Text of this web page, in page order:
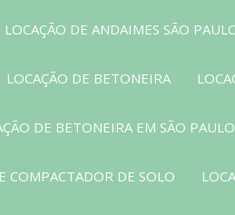
LOCAÇÃO DE ANDAIMES SÃO
LOCAÇÃO DE BETONEIRA
DE BETONEIRA EM SÃO PAULO
COMPACTADOR DE SOLO